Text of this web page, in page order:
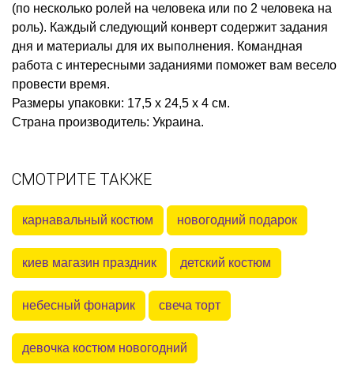
(по несколько ролей на человека или по 2 человека на
роль). Каждый следующий конверт содержит задания
дня и материалы для их выполнения. Командная
работа с интересными заданиями поможет вам весело
провести время.
Размеры упаковки: 17,5 x 24,5 x 4 см.
Cтрана производитель: Украина.
СМОТРИТЕ ТАКЖЕ
карнавальный костюм новогодний подарок
киев магазин праздник детский костюм
небесный фонарик свеча торт
девочка костюм новогодний